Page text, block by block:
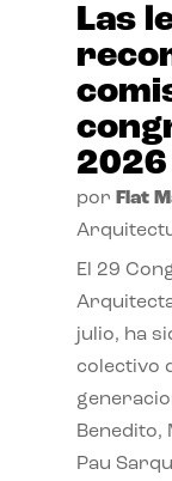
Las
2026
por Flat
El 29
julio, ha
colectivo
Benedito,
Pau